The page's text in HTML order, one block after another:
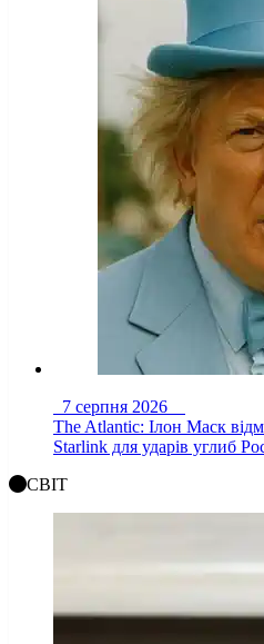
7 серпня 2026
The Atlantic: Ілон Маск
Starlink для ударів углиб
СВІТ